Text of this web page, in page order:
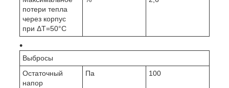
потери тепла
через корпус
при ΔT=50°C
Выбросы
Остаточный
напор
Па 100